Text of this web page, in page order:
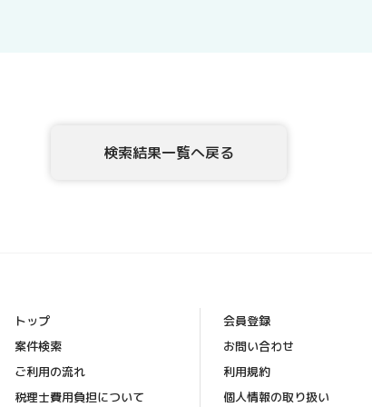
テックアダプト会員登録者様が、当社に個人情報を提供
個人情報保護管理者：ビジネスサポート部 常務取締役
TEL ： 03-6683-8664 FAX ： 03-6683-8665
Mail： info_hd@highdimension.co.jp
検索結果一覧へ戻る
トップ
案件検索
ご利用の流れ
税理士費用負担について
会員登録
お問い合わせ
利用規約
個人情報の取り扱い